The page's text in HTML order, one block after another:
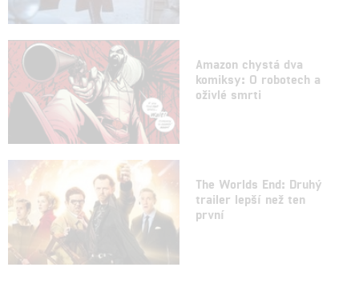
Amazon chystá dva
komiksy: O robotech a
oživlé smrti
The Worlds End: Druhý
trailer lepší než ten
první